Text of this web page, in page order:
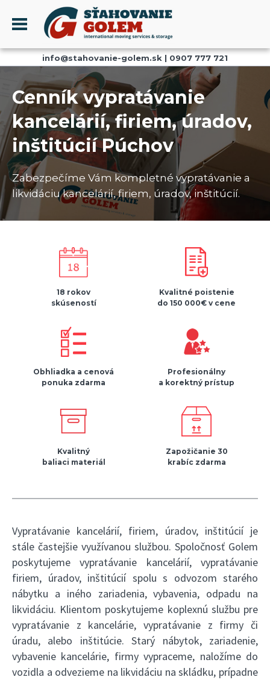
Menu
PROFIL
SŤAHOVANIE - SŤAHOVACIE SLUŽBY
DOPRAVA - DOPRAVNÉ SLUŽBY
AKCIE A ZĽAVY
SKLADOVANIE
REFERENCIE
CENNÍK
KONTAKT
info@stahovanie-golem.sk | 0907 777 721
Cenník vypratávanie
kancelárií, firiem, úradov,
inštitúcií Púchov
Zabezpečíme Vám kompletné vypratávanie a
likvidáciu kancelárií, firiem, úradov, inštitúcií.
18 rokov
skúseností
Kvalitné poistenie
do 150 000€ v cene
Obhliadka a cenová
ponuka zdarma
Profesionálny
a korektný prístup
Kvalitný
baliaci materiál
Zapožičanie 30
krabíc zdarma
Vypratávanie kancelárií, firiem, úradov, inštitúcií je
stále častejšie využívanou službou. Spoločnosť Golem
poskytujeme vypratávanie kancelárií, vypratávanie
firiem, úradov, inštitúcií spolu s odvozom starého
nábytku a iného zariadenia, vybavenia, odpadu na
likvidáciu. Klientom poskytujeme koplexnú službu pre
vypratávanie z kancelárie, vypratávanie z firmy či
úradu, alebo inštitúcie. Starý nábytok, zariadenie,
vybavenie kancelárie, firmy vypraceme, naložíme do
vozidla a odvezieme na likvidáciu na skládku, prípadne